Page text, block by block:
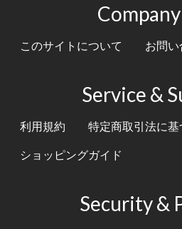
このサイトについて お問
Service &
利用規約 特定商取引法に
ショッピングガイド
Security &